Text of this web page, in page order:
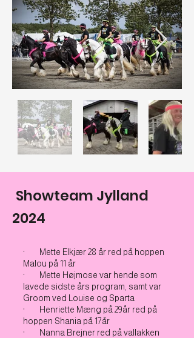
Showteam Jylland
2024
· Mette Elkjær 28 år red på hoppen
Malou på 11 år
· Mette Højmose var hende som
lavede sidste års program, samt var
Groom ved Louise og Sparta
· Henriette Mæng på 29år red på
hoppen Shania på 17år
· Nanna Brejner red på vallakken